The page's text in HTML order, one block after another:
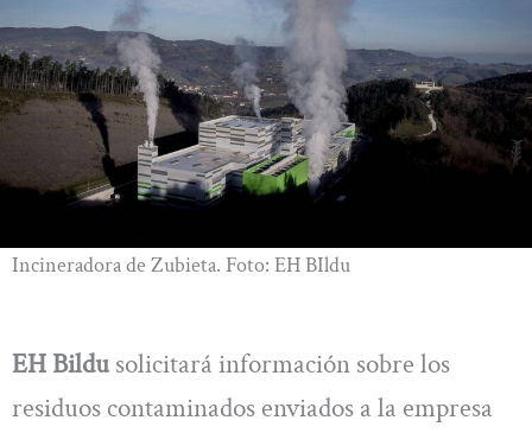
Incineradora de Zubieta. Foto: EH BIldu
EH Bildu solicitará información sobre los
residuos contaminados enviados a la empresa